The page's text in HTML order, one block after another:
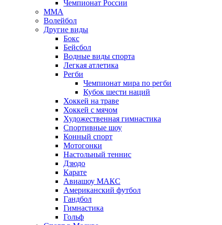
Чемпионат России
MMA
Волейбол
Другие виды
Бокс
Бейсбол
Водные виды спорта
Легкая атлетика
Регби
Чемпионат мира по регби
Кубок шести наций
Хоккей на траве
Хоккей с мячом
Художественная гимнастика
Спортивные шоу
Конный спорт
Мотогонки
Настольный теннис
Дзюдо
Карате
Авиашоу МАКС
Американский футбол
Гандбол
Гимнастика
Гольф